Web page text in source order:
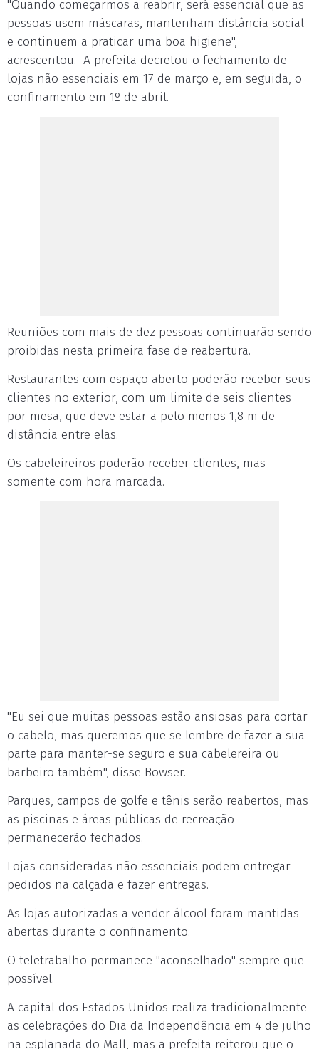
"Quando começarmos a reabrir, será essencial que as
pessoas usem máscaras, mantenham distância social
e continuem a praticar uma boa higiene",
acrescentou. A prefeita decretou o fechamento de
lojas não essenciais em 17 de março e, em seguida, o
confinamento em 1º de abril.
Reuniões com mais de dez pessoas continuarão sendo
proibidas nesta primeira fase de reabertura.
Restaurantes com espaço aberto poderão receber seus
clientes no exterior, com um limite de seis clientes
por mesa, que deve estar a pelo menos 1,8 m de
distância entre elas.
Os cabeleireiros poderão receber clientes, mas
somente com hora marcada.
"Eu sei que muitas pessoas estão ansiosas para cortar
o cabelo, mas queremos que se lembre de fazer a sua
parte para manter-se seguro e sua cabelereira ou
barbeiro também", disse Bowser.
Parques, campos de golfe e tênis serão reabertos, mas
as piscinas e áreas públicas de recreação
permanecerão fechados.
Lojas consideradas não essenciais podem entregar
pedidos na calçada e fazer entregas.
As lojas autorizadas a vender álcool foram mantidas
abertas durante o confinamento.
O teletrabalho permanece "aconselhado" sempre que
possível.
A capital dos Estados Unidos realiza tradicionalmente
as celebrações do Dia da Independência em 4 de julho
na esplanada do Mall, mas a prefeita reiterou que o